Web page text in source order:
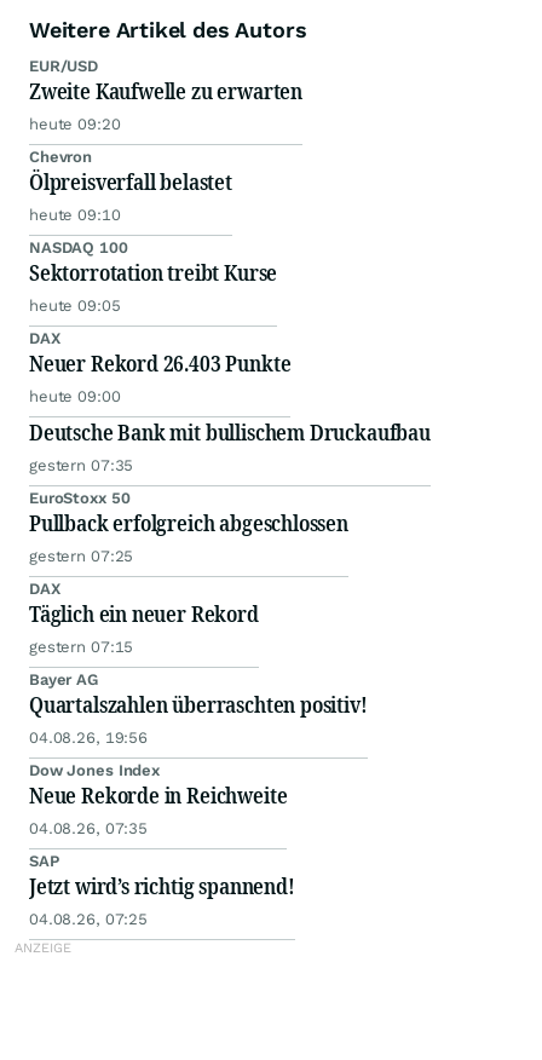
Weitere Artikel des Autors
EUR/USD
Zweite Kaufwelle zu erwarten
heute 09:20
Chevron
Ölpreisverfall belastet
heute 09:10
NASDAQ 100
Sektorrotation treibt Kurse
heute 09:05
DAX
Neuer Rekord 26.403 Punkte
heute 09:00
Deutsche Bank mit bullischem Druckaufbau
gestern 07:35
EuroStoxx 50
Pullback erfolgreich abgeschlossen
gestern 07:25
DAX
Täglich ein neuer Rekord
gestern 07:15
Bayer AG
Quartalszahlen überraschten positiv!
04.08.26, 19:56
Dow Jones Index
Neue Rekorde in Reichweite
04.08.26, 07:35
SAP
Jetzt wird’s richtig spannend!
04.08.26, 07:25